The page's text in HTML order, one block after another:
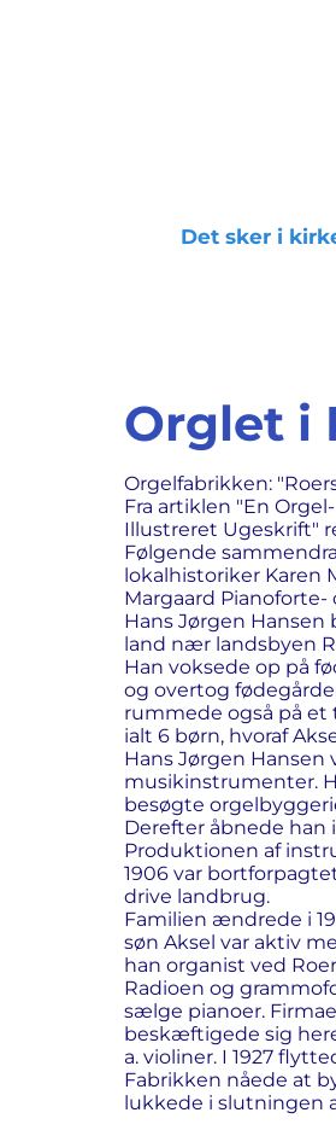
Det sker i
Orglet i
Orgelfabrikken:
Fra artiklen "En
Illustreret Ugeskrift"
Følgende
lokalhistoriker Karen
Margaard Pianoforte-
Hans Jørgen Hansen
land nær landsbyen
Han voksede op på
og overtog
rummede også på
ialt 6 børn, hvoraf
Hans Jørgen
musikinstrumenter.
besøgte
Derefter åbnede han
Produktionen af
1906 var
drive landbrug.
Familien ændrede i
søn Aksel var aktiv
han organist ved
Radioen og
sælge pianoer.
beskæftigede sig
a. violiner. I 1927
Fabrikken nåede at
lukkede i slutningen